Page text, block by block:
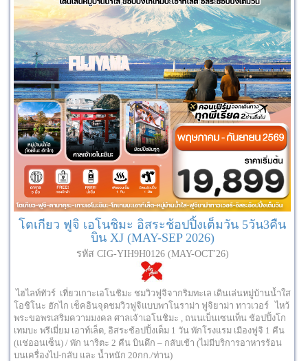
โตเกียว ฟูจิ เอโนชิมะ อิสระช้อปปิ้งเต็มวัน 5วัน3คืน
บิน XJ (MAY-SEP 2026)
รหัส CIG-YIH9H0126 (MAY-OCT'26)
ไฮไลท์ทัวร์ เที่ยวเกาะเอโนชิมะ ชมวิวฟูจิจากริมทะเล เดินเล่นหมู่บ้านน้ำใส
โอชิโนะ ฮักไก เช็คอินจุดชมวิวฟูจิแบบพาโนราม่า ฟูจิยาม่า ทาวเวอร์ ไหว้
พระขอพรเสริมความมงคล ศาลเจ้าเอโนชิมะ , ถนนเบ็นเซนเท็น ช้อปปิ้งโก
เทมบะ พรีเมี่ยม เอาท์เล็ต, อิสระช้อปปิ้งเต็ม 1 วัน พักโรงแรม เมืองฟูจิ 1 คืน
(แช่ออนเซ็น) / พัก นาริตะ 2 คืน บินดึก – กลับเช้า (ไม่มีบริการอาหารร้อน
บนเครื่องไป-กลับ และ น้ำหนัก 20กก./ท่าน)